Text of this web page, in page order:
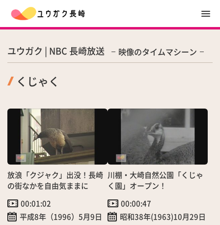
ユウガク | NBC 長崎放送 映像のタイムマシーン
くじゃく
放浪「クジャク」出没！長崎
の街なかを自由気ままに
00:01:02
平成8年（1996）5月9日
川棚・大崎自然公園「くじゃ
く園」オープン！
00:00:47
昭和38年(1963)10月29日